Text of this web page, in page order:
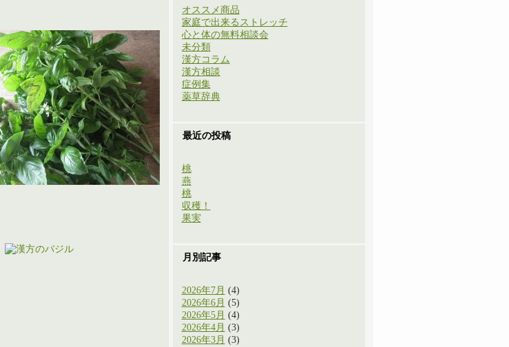
オススメ商品
家庭で出来るストレッチ
心と体の無料相談会
未分類
漢方コラム
漢方相談
症例集
薬草辞典
最近の投稿
桃
燕
桃
収穫！
果実
月別記事
2026年7月 (4)
2026年6月 (5)
2026年5月 (4)
2026年4月 (3)
2026年3月 (3)